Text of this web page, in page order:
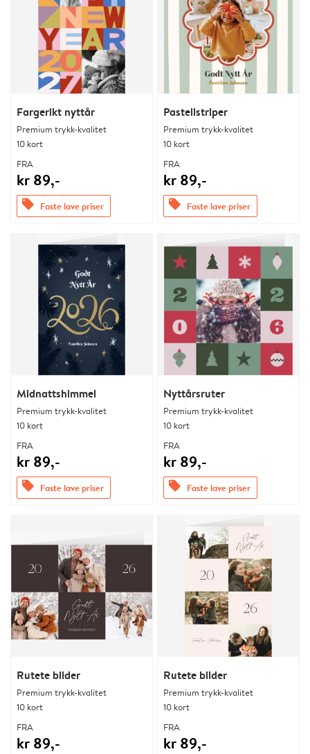
Fargerikt nyttår
Premium trykk-kvalitet
10 kort
FRA
kr 89,-
offers Faste lave priser
Pastellstriper
Premium trykk-kvalitet
10 kort
FRA
kr 89,-
offers Faste lave priser
Midnattshimmel
Premium trykk-kvalitet
10 kort
FRA
kr 89,-
offers Faste lave priser
Nyttårsruter
Premium trykk-kvalitet
10 kort
FRA
kr 89,-
offers Faste lave priser
Rutete bilder
Premium trykk-kvalitet
10 kort
FRA
kr 89,-
Rutete bilder
Premium trykk-kvalitet
10 kort
FRA
kr 89,-